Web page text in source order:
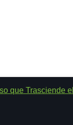
que Trasciende